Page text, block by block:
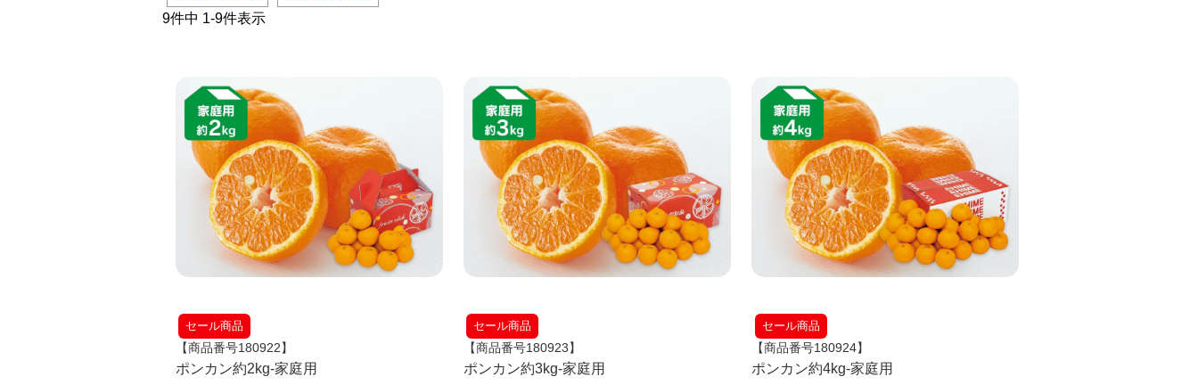
9件中 1-9件表示
セール商品
【商品番号180922】
ポンカン約2kg-家庭用
セール商品
【商品番号180923】
ポンカン約3kg-家庭用
セール商品
【商品番号180924】
ポンカン約4kg-家庭用